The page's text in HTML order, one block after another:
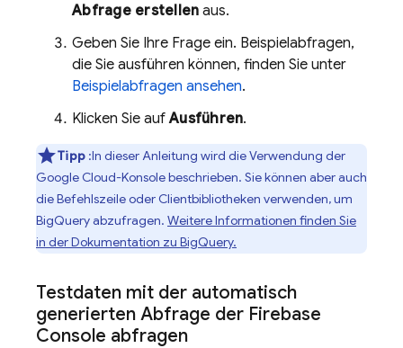
Abfrage erstellen aus.
Geben Sie Ihre Frage ein. Beispielabfragen,
die Sie ausführen können, finden Sie unter
Beispielabfragen ansehen.
Klicken Sie aufAusführen.
Tipp :In dieser Anleitung wird die Verwendung der
Google Cloud-Konsole beschrieben. Sie können aber auch
die Befehlszeile oder Clientbibliotheken verwenden, um
BigQueryabzufragen. Weitere Informationen finden Sie
in der Dokumentation zu BigQuery.
Testdaten mit der automatisch
generierten Abfrage der Firebase
Console abfragen